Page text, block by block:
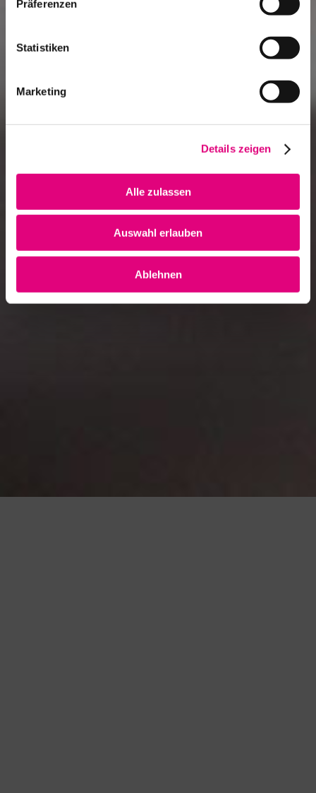
Präferenzen
Statistiken
Marketing
Details zeigen
Alle zulassen
Auswahl erlauben
Ablehnen